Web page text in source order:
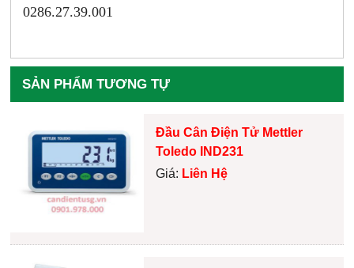
0286.27.39.001
SẢN PHẨM TƯƠNG TỰ
Đầu Cân Điện Tử Mettler
Toledo IND231
Giá: Liên Hệ